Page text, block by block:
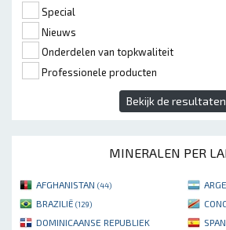
Special
Nieuws
Onderdelen van topkwaliteit
Professionele producten
Bekijk de resultaten
MINERALEN PER
AFGHANISTAN (44)
BRAZILIË (129)
DOMINICAANSE REPUBLIEK